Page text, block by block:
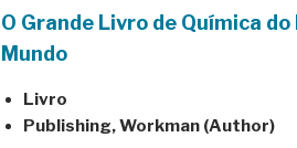
O Grande Livro de Química do
Mundo
Livro
Publishing, Workman (Author)